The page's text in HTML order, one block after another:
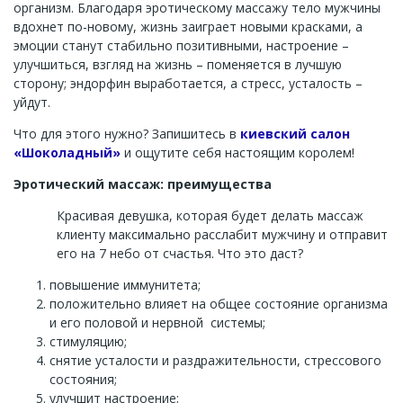
организм. Благодаря эротическому массажу тело мужчины
вдохнет по-новому, жизнь заиграет новыми красками, а
эмоции станут стабильно позитивными, настроение –
улучшиться, взгляд на жизнь – поменяется в лучшую
сторону; эндорфин выработается, а стресс, усталость –
уйдут.
Что для этого нужно? Запишитесь в киевский салон
«Шоколадный» и ощутите себя настоящим королем!
Эротический массаж: преимущества
Красивая девушка, которая будет делать массаж
клиенту максимально расслабит мужчину и отправит
его на 7 небо от счастья. Что это даст?
повышение иммунитета;
положительно влияет на общее состояние организма
и его половой и нервной системы;
стимуляцию;
снятие усталости и раздражительности, стрессового
состояния;
улучшит настроение;